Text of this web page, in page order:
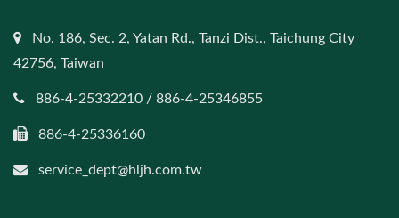
No. 186, Sec. 2, Yatan Rd., Tanzi Dist., Taichung City
42756, Taiwan
886-4-25332210 / 886-4-25346855
886-4-25336160
service_dept@hljh.com.tw